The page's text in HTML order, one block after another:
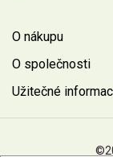
O nákupu
O společnosti
Užitečné